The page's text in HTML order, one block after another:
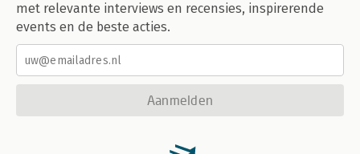
met relevante interviews en recensies, inspirerende
events en de beste acties.
Aanmelden